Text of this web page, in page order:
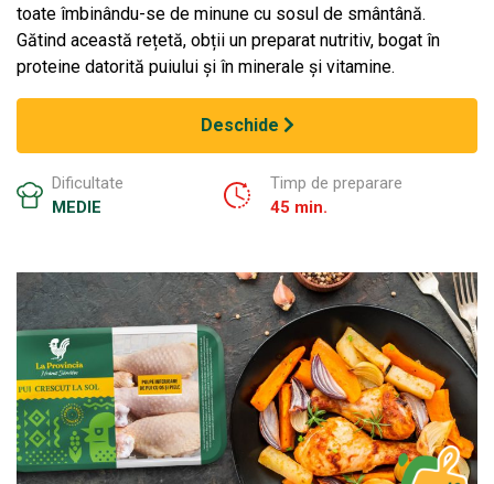
toate îmbinându-se de minune cu sosul de smântână.
Gătind această rețetă, obții un preparat nutritiv, bogat în
proteine datorită puiului și în minerale și vitamine.
Deschide
Dificultate
MEDIE
Timp de preparare
45 min.